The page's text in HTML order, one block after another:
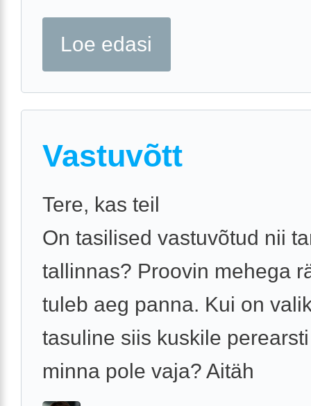
Loe edasi
Vastuvõtt
Tere, kas teil
On tasilised vastuvõtud nii
tallinnas? Proovin mehega
tuleb aeg panna. Kui on
tasuline siis kuskile
minna pole vaja? Aitäh